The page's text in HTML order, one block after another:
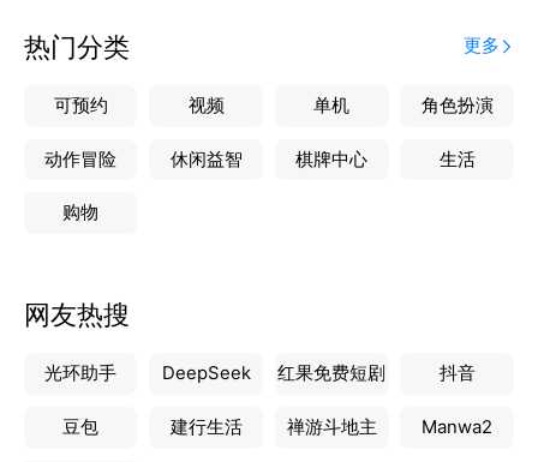
热门分类 更多
可预约 视频 单机 角色扮演
动作冒险 休闲益智 棋牌中心 生活
购物
网友热搜
光环助手 DeepSeek 红果免费短剧 抖音
豆包 建行生活 禅游斗地主 Manwa2